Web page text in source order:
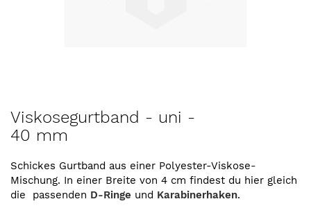
Anfang
der
springen
Viskosegurtband - uni -
40 mm
Schickes Gurtband aus einer Polyester-Viskose-
Mischung. In einer Breite von 4 cm findest du hier gleich
die passenden D-Ringe und Karabinerhaken.